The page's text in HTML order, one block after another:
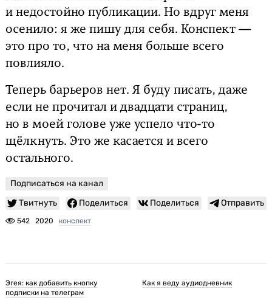
и недостойно публикации. Но вдруг меня
осенило: я же пишу для себя. Конспект —
это про то, что на меня больше всего
повлияло.
Теперь барьеров нет. Я буду писать, даже
если не прочитал и двадцати страниц,
но в моей голове уже успело что-то
щёлкнуть. Это же касается и всего
остального.
Подписаться на канал
Твитнуть
Поделиться Поделиться Отправить
542 2020 конспект
Эгея: как добавить кнопку
подписки на телеграм
Как я веду аудиодневник